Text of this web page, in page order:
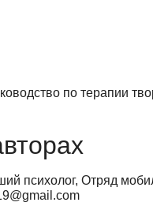
по терапии
психолог, Отряд